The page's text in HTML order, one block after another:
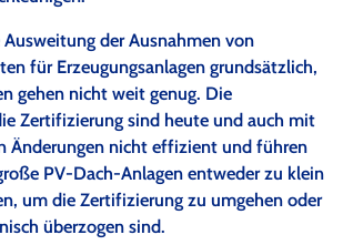
der Ausnahmen von
für Erzeugungsanlagen grundsätzlich,
gehen nicht weit genug. Die
Zertifizierung sind heute und auch mit
Änderungen nicht effizient und führen
PV-Dach-Anlagen entweder zu klein
um die Zertifizierung zu umgehen oder
überzogen sind.